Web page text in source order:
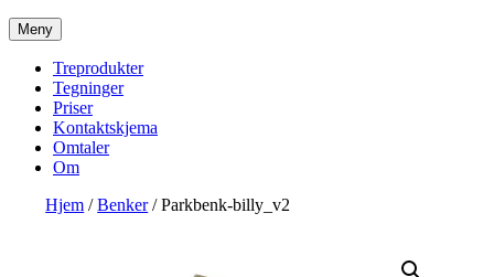
Mohaug Treprodukter
Salg av tegninger og treprodukter
Meny
Treprodukter
Tegninger
Priser
Kontaktskjema
Omtaler
Om
Hjem /Benker/ Parkbenk-billy_v2